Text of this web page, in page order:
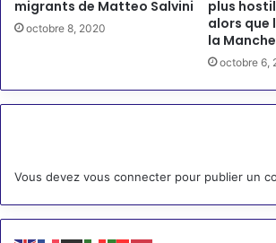
migrants de Matteo Salvini
octobre 8, 2020
plus
alors que
la
octobre 6,
Vous devez vous connecter pour publier un